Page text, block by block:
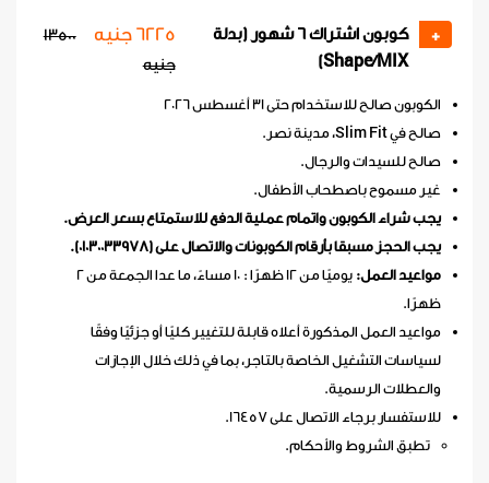
+
كوبون اشتراك 6 شهور (بدلة
Shape/MIX)
6225 جنيه
13500
جنيه
الكوبون صالح للاستخدام حتى 31 أغسطس 2026
صالح في Slim Fit، مدينة نصر.
صالح للسيدات والرجال.
غير مسموح باصطحاب الأطفال.
يجب شراء الكوبون واتمام عملية الدفع للاستمتاع بسعر العرض.
يجب الحجز مسبقا بأرقام الكوبونات والاتصال على (01030033978).
مواعيد العمل:
يوميًا من 12 ظهرًا : 10 مساءً، ما عدا الجمعة من 2
ظهرًا.
مواعيد العمل المذكورة أعلاه قابلة للتغيير كليًا أو جزئيًا وفقًا
لسياسات التشغيل الخاصة بالتاجر، بما في ذلك خلال الإجازات
والعطلات الرسمية.
للاستفسار برجاء الاتصال على 16457.
تطبق الشروط والأحكام.